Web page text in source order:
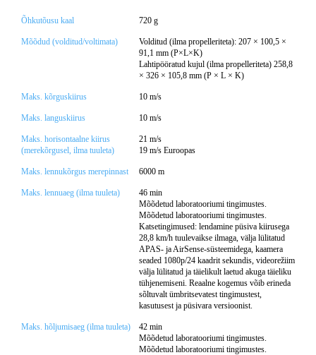
Õhkutõusu kaal 720 g
Mõõdud (volditud/voltimata)
Volditud (ilma propelleriteta): 207 × 100,5 ×
91,1 mm (P×L×K)
Lahtipööratud kujul (ilma propelleriteta) 258,8
× 326 × 105,8 mm (P × L × K)
Maks. kõrguskiirus 10 m/s
Maks. languskiirus 10 m/s
Maks. horisontaalne kiirus
(merekõrgusel, ilma tuuleta)
21 m/s
19 m/s Euroopas
Maks. lennukõrgus merepinnast 6000 m
Maks. lennuaeg (ilma tuuleta)
46 min
Mõõdetud laboratooriumi tingimustes.
Mõõdetud laboratooriumi tingimustes.
Katsetingimused: lendamine püsiva kiirusega
28,8 km/h tuulevaikse ilmaga, välja lülitatud
APAS- ja AirSense-süsteemidega, kaamera
seaded 1080p/24 kaadrit sekundis, videorežiim
välja lülitatud ja täielikult laetud akuga täieliku
tühjenemiseni. Reaalne kogemus võib erineda
sõltuvalt ümbritsevatest tingimustest,
kasutusest ja püsivara versioonist.
Maks. hõljumisaeg (ilma tuuleta)
42 min
Mõõdetud laboratooriumi tingimustes.
Mõõdetud laboratooriumi tingimustes.